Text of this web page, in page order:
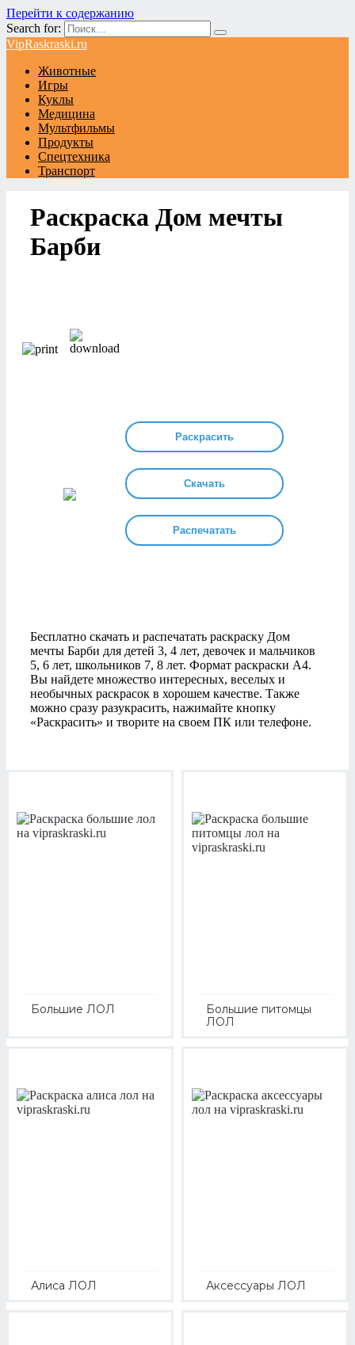
Перейти к содержанию
Search for:
VipRaskraski.ru
Животные
Игры
Куклы
Медицина
Мультфильмы
Продукты
Спецтехника
Транспорт
Раскраска Дом мечты
Барби
Раскрасить
Скачать
Распечатать
Бесплатно скачать и распечатать раскраску Дом
мечты Барби для детей 3, 4 лет, девочек и мальчиков
5, 6 лет, школьников 7, 8 лет. Формат раскраски А4.
Вы найдете множество интересных, веселых и
необычных раскрасок в хорошем качестве. Также
можно сразу разукрасить, нажимайте кнопку
«Раскрасить» и творите на своем ПК или телефоне.
Большие ЛОЛ
Большие питомцы
ЛОЛ
Алиса ЛОЛ Аксессуары ЛОЛ